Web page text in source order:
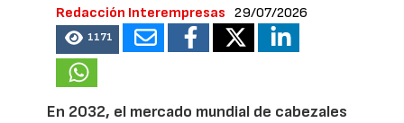
Redacción Interempresas 29/07/2026
1171
En 2032, el mercado mundial de cabezales